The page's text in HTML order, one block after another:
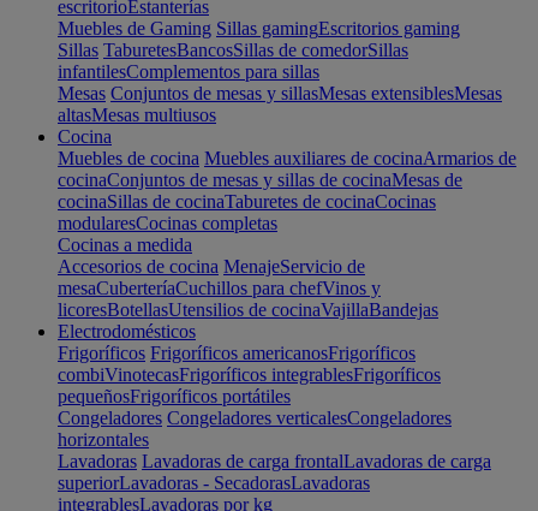
escritorioEstanterías
Muebles de Gaming Sillas gamingEscritorios gaming
Sillas TaburetesBancosSillas de comedorSillas
infantilesComplementos para sillas
Mesas Conjuntos de mesas y sillasMesas extensiblesMesas
altasMesas multiusos
Cocina
Muebles de cocina Muebles auxiliares de cocinaArmarios de
cocinaConjuntos de mesas y sillas de cocinaMesas de
cocinaSillas de cocinaTaburetes de cocinaCocinas
modularesCocinas completas
Cocinas a medida
Accesorios de cocina MenajeServicio de
mesaCuberteríaCuchillos para chefVinos y
licoresBotellasUtensilios de cocinaVajillaBandejas
Electrodomésticos
Frigoríficos Frigoríficos americanosFrigoríficos
combiVinotecasFrigoríficos integrablesFrigoríficos
pequeñosFrigoríficos portátiles
Congeladores Congeladores verticalesCongeladores
horizontales
Lavadoras Lavadoras de carga frontalLavadoras de carga
superiorLavadoras - SecadorasLavadoras
integrablesLavadoras por kg